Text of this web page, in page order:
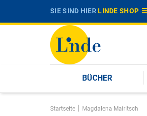
SIE SIND HIERLINDE SHOP
BÜCHER
Startseite | Magdalena Mairitsch